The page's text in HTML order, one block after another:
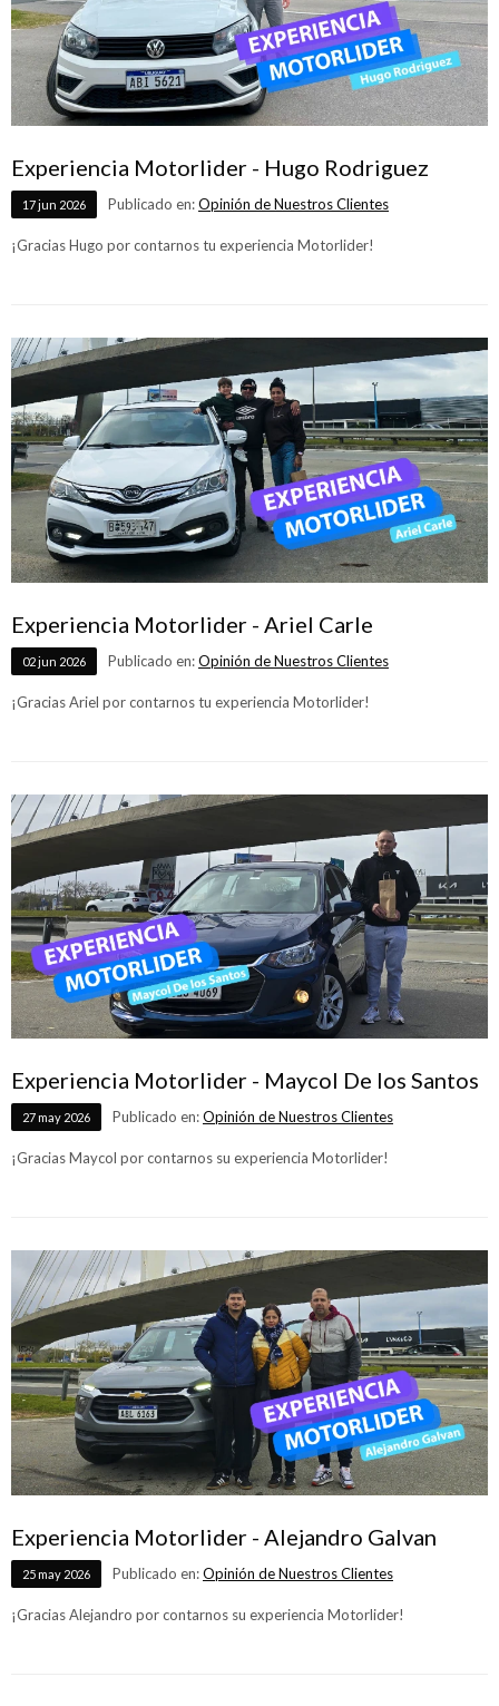
Experiencia Motorlider - Hugo Rodriguez
17jun 2026 Publicado en:Opinión de Nuestros Clientes
¡Gracias Hugo por contarnos tu experiencia Motorlider!
Experiencia Motorlider - Ariel Carle
02jun 2026 Publicado en:Opinión de Nuestros Clientes
¡Gracias Ariel por contarnos tu experiencia Motorlider!
Experiencia Motorlider - Maycol De los Santos
27 may 2026 Publicado en:Opinión de Nuestros Clientes
¡Gracias Maycol por contarnos su experiencia Motorlider!
Experiencia Motorlider - Alejandro Galvan
25 may 2026 Publicado en:Opinión de Nuestros Clientes
¡Gracias Alejandro por contarnos su experiencia Motorlider!